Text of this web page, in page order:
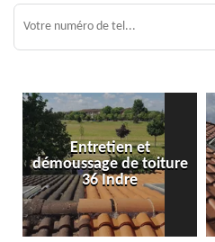
Entretien et
démoussage de toiture
36 Indre